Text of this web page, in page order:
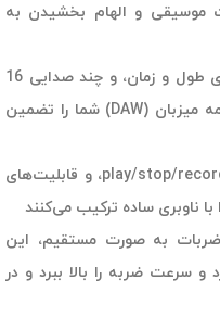
موسیقی و الهام بخشیدن به
قابلیت تغییر روی هر لاین، تقسیم بندی طول و زمان، و چند صدایی 16
نت کنترل دقیق و بدون سر صدا و برنامه میزبان (DAW) شما را تضمین
کنترل‌های ترنسپورت اختصاصی دکمه play/stop/record، و قابلیت‌های
با ناوبری ساده ترکیب می‌کنند
به صورت مستقیم، این
و سرعت ضربه را بالا ببرد و در